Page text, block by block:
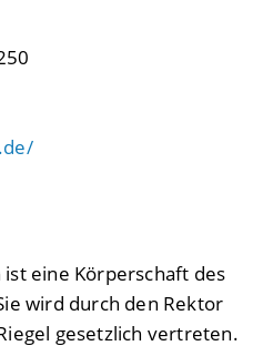
ist eine Körperschaft des
wird durch den Rektor
gesetzlich vertreten.